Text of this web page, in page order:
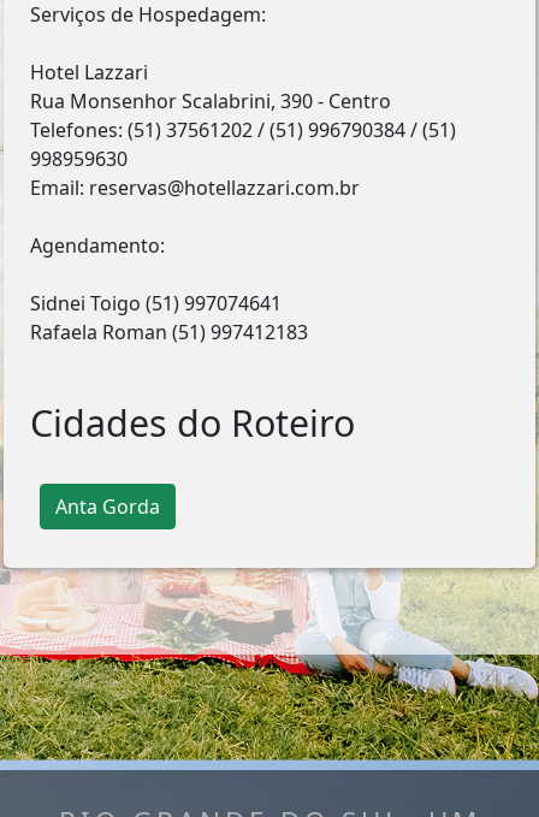
Serviços de Hospedagem:
Hotel Lazzari
Rua Monsenhor Scalabrini, 390 - Centro
Telefones: (51) 37561202 / (51) 996790384 / (51)
998959630
Email: reservas@hotellazzari.com.br
Agendamento:
Sidnei Toigo (51) 997074641
Rafaela Roman (51) 997412183
Cidades do Roteiro
Anta Gorda